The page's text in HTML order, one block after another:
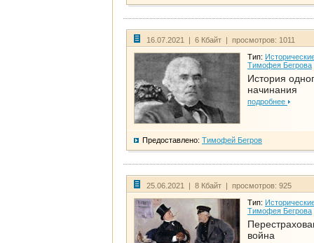
16.07.2021 | 6 Кбайт | просмотров: 1011
Тип:
Тимофея Бегрова
История
начинания
подробнее
Предоставлено: Тимофей Бегров
25.06.2021 | 8 Кбайт | просмотров: 925
Тип:
Тимофея Бегрова
война